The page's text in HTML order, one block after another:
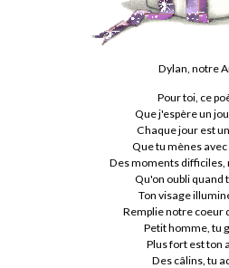
Dylan, notre
Pour toi, ce
Que j'espère un
Chaque jour est
Que tu mènes
Des moments difficiles,
Qu'on oubli quand
Ton visage
Remplie notre coeur
Petit homme, tu
Plus fort est ton
Des câlins, tu